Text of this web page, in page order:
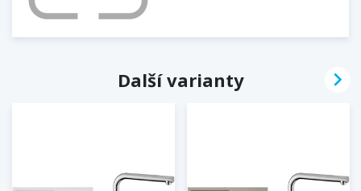
Další varianty 